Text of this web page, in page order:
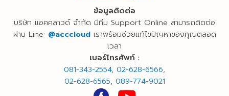
ข้อมูลติดต่อ
บริษัท แอคคลาวด์ จำกัด มีทีม Support Online สามารถติดต่อ
ผ่าน Line: @acccloudเราพร้อมช่วยแก้ไขปัญหาของคุณตลอด
เวลา
เบอร์โทรศัพท์ :
081-343-2554, 02-628-6566,
02-628-6565, 089-774-9021